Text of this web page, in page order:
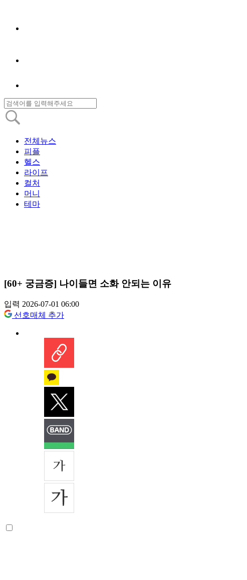
전체뉴스
피플
헬스
라이프
컬처
머니
테마
[60+ 궁금증] 나이들면 소화 안되는 이유
입력 2026-07-01 06:00
선호매체 추가